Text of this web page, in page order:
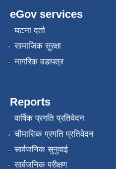
eGov services
घटना दर्ता
सामाजिक सुरक्षा
नागरिक वडापत्र
Reports
वार्षिक प्रगति प्रतिवेदन
चौमासिक प्रगति प्रतिवेदन
सार्वजनिक सुनुवाई
सार्वजनिक परीक्षण